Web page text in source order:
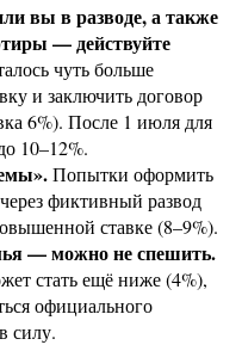
вы в разводе, а также
— действуйте
чуть больше
и заключить договор
6%). После 1 июля для
10–12%.
Попытки оформить
фиктивный развод
ставке (8–9%).
— можно не спешить.
стать ещё ниже (4%),
официального
силу.